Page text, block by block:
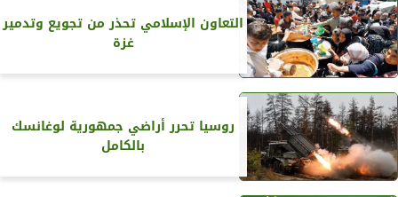
التعاون الإسلامي تحذر من تجويع وتدمير
غزة
روسيا تحرر أراضي جمهورية لوغانسك
بالكامل